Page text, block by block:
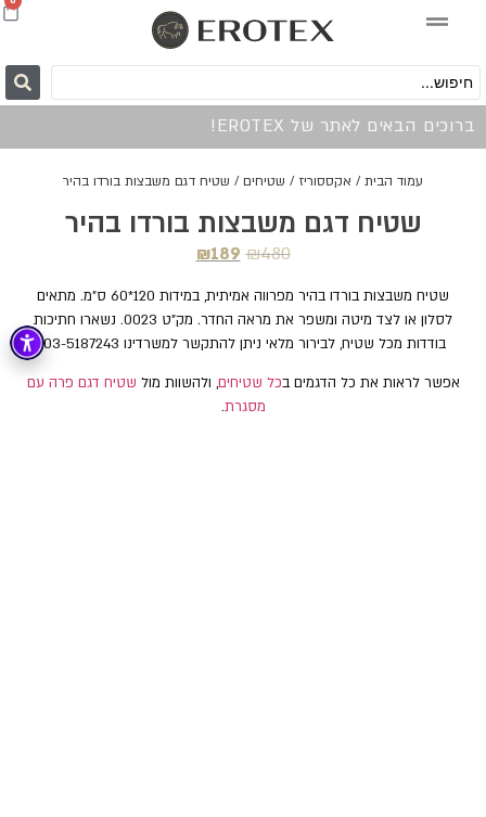
ברוכים הבאים לאתר של EROTEX!
עמוד הבית / אקססוריז / שטיחים / שטיח דגם משבצות בורדו בהיר
שטיח דגם משבצות בורדו בהיר
₪480
₪189
שטיח משבצות בורדו בהיר מפרווה אמיתית, במידות 120*60 ס"מ. מתאים
לסלון או לצד מיטה ומשפר את מראה החדר. מק"ט 0023. נשארו חתיכות
בודדות מכל שטיח, לבירור מלאי ניתן להתקשר למשרדינו 03-5187243.
אפשר לראות את כל הדגמים בכל שטיחים, ולהשוות מול שטיח דגם פרה עם
מסגרת.